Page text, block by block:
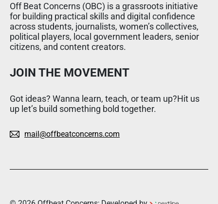
Off Beat Concerns (OBC) is a grassroots initiative
for building practical skills and digital confidence
across students, journalists, women’s collectives,
political players, local government leaders, senior
citizens, and content creators.
JOIN THE MOVEMENT
Got ideas? Wanna learn, teach, or team up?Hit us
up let’s build something bold together.
mail@offbeatconcerns.com